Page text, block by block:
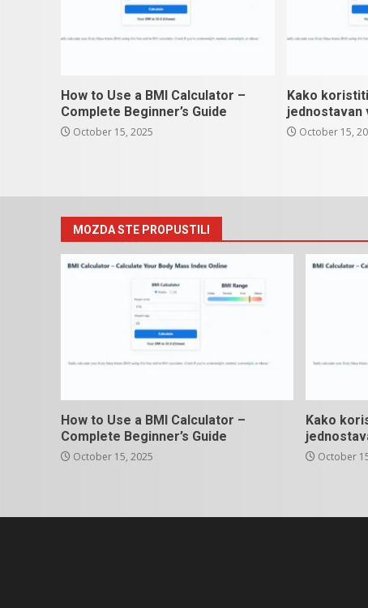
How to Use a BMI Calculator –
Complete Beginner’s Guide
October 15, 2025
Kako
jednostavan
October 15,
MOZDA STE PROPUSTILI
How to Use a BMI Calculator –
Complete Beginner’s Guide
October 15, 2025
Kako
October